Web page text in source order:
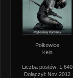
Polkowice
Kein
Liczba postów: 1,640
Dołączył: Nov 2012